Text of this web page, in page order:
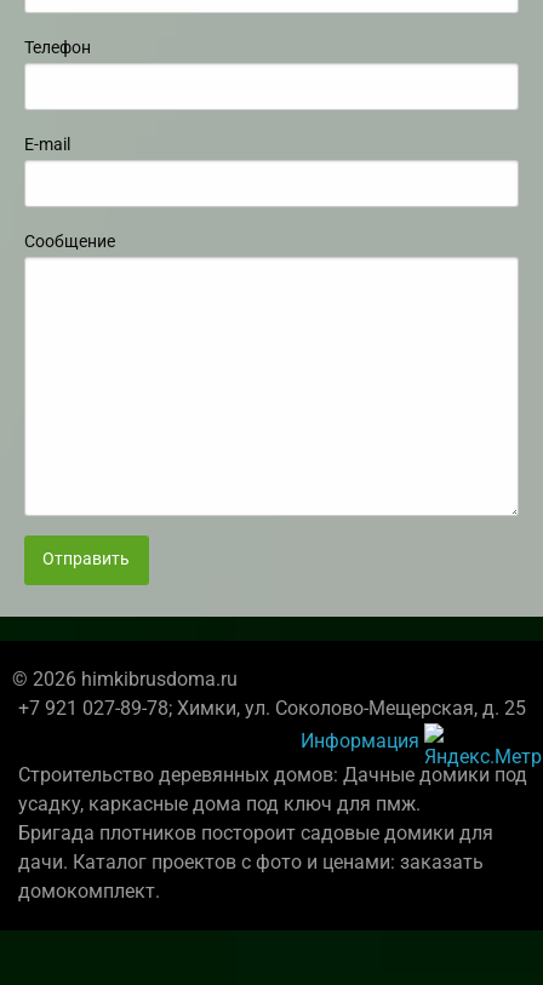
Телефон
E-mail
Сообщение
Отправить
© 2026 himkibrusdoma.ru
+7 921 027-89-78; Химки, ул. Соколово-Мещерская, д. 25
Информация
Строительство деревянных домов: Дачные домики под
усадку, каркасные дома под ключ для пмж.
Бригада плотников постороит садовые домики для
дачи. Каталог проектов с фото и ценами: заказать
домокомплект.